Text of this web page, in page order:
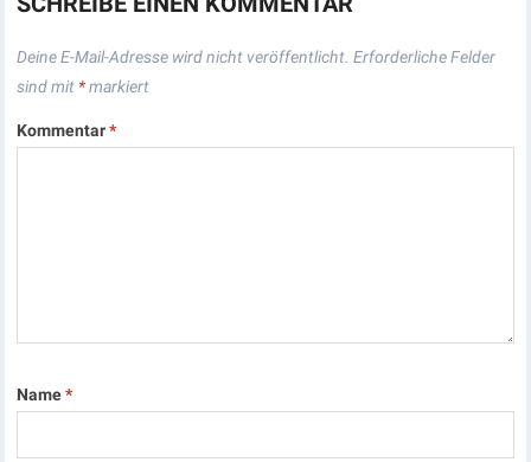
Deine E-Mail-Adresse wird nicht veröffentlicht. Erforderliche Felder
sind mit *markiert
Kommentar*
Name*